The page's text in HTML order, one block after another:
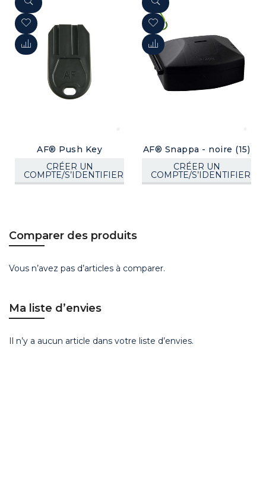
AF® Push Key
CRÉER UN
COMPTE/S’IDENTIFIER
AF® Snappa - noire (15)
CRÉER UN
COMPTE/S’IDENTIFIER
Comparer des produits
Vous n’avez pas d’articles à comparer.
Ma liste d’envies
Il n’y a aucun article dans votre liste d’envies.